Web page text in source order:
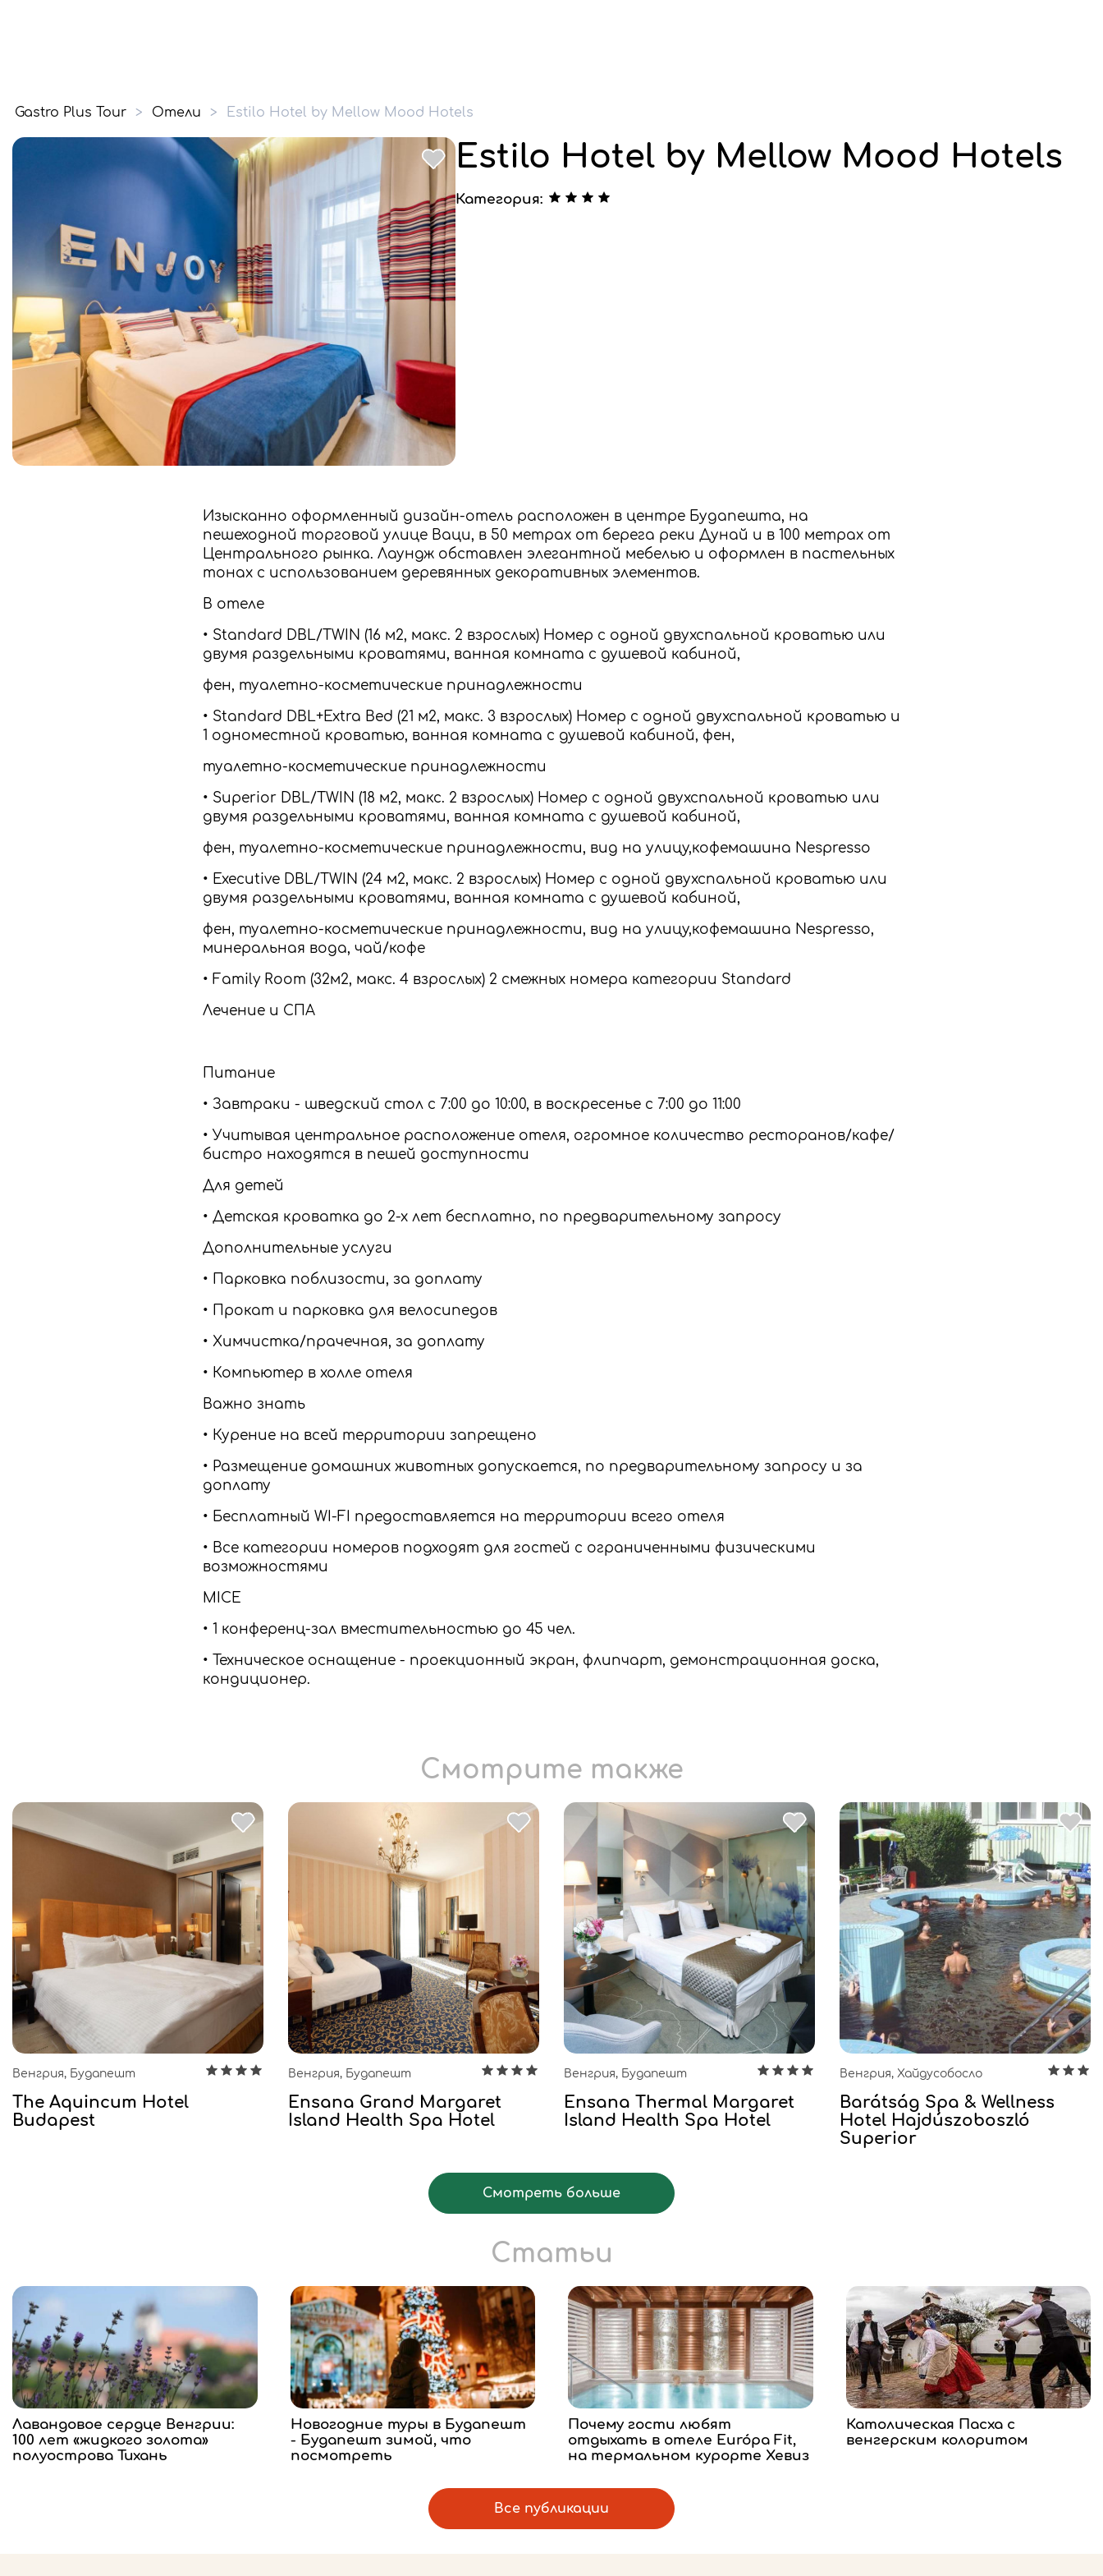
Gastro Plus Tour > Отели > Estilo Hotel by Mellow Mood Hotels
Estilo Hotel by Mellow Mood Hotels
Категория:
Изысканно оформленный дизайн-отель расположен в центре Будапешта, на
пешеходной торговой улице Ваци, в 50 метрах от берега реки Дунай и в 100 метрах от
Центрального рынка. Лаундж обставлен элегантной мебелью и оформлен в пастельных
тонах с использованием деревянных декоративных элементов.
В отеле
• Standard DBL/TWIN (16 м2, макс. 2 взрослых) Номер с одной двухспальной кроватью или
двумя раздельными кроватями, ванная комната с душевой кабиной,
фен, туалетно-косметические принадлежности
• Standard DBL+Extra Bed (21 м2, макс. 3 взрослых) Номер с одной двухспальной кроватью и
1 одноместной кроватью, ванная комната с душевой кабиной, фен,
туалетно-косметические принадлежности
• Superior DBL/TWIN (18 м2, макс. 2 взрослых) Номер с одной двухспальной кроватью или
двумя раздельными кроватями, ванная комната с душевой кабиной,
фен, туалетно-косметические принадлежности, вид на улицу,кофемашина Nespresso
• Executive DBL/TWIN (24 м2, макс. 2 взрослых) Номер с одной двухспальной кроватью или
двумя раздельными кроватями, ванная комната с душевой кабиной,
фен, туалетно-косметические принадлежности, вид на улицу,кофемашина Nespresso,
минеральная вода, чай/кофе
• Family Room (32м2, макс. 4 взрослых) 2 смежных номера категории Standard
Лечение и СПА
Питание
• Завтраки - шведский стол c 7:00 до 10:00, в воскресенье с 7:00 до 11:00
• Учитывая центральное расположение отеля, огромное количество ресторанов/кафе/
бистро находятся в пешей доступности
Для детей
• Детская кроватка до 2-х лет бесплатно, по предварительному запросу
Дополнительные услуги
• Парковка поблизости, за доплату
• Прокат и парковка для велосипедов
• Химчистка/прачечная, за доплату
• Компьютер в холле отеля
Важно знать
• Курение на всей территории запрещено
• Размещение домашних животных допускается, по предварительному запросу и за
доплату
• Бесплатный WI-FI предоставляется на территории всего отеля
• Все категории номеров подходят для гостей с ограниченными физическими
возможностями
MICE
• 1 конференц-зал вместительностью до 45 чел.
• Техническое оснащение - проекционный экран, флипчарт, демонстрационная доска,
кондиционер.
Смотрите также
Венгрия, Будапешт
The Aquincum Hotel
Budapest
Венгрия, Будапешт
Ensana Grand Margaret
Island Health Spa Hotel
Венгрия, Будапешт
Ensana Thermal Margaret
Island Health Spa Hotel
Венгрия, Хайдусобосло
Barátság Spa & Wellness
Hotel Hajdúszoboszló
Superior
Смотреть больше
Статьи
Лавандовое сердце Венгрии:
100 лет «жидкого золота»
полуострова Тихань
Новогодние туры в Будапешт
- Будапешт зимой, что
посмотреть
Почему гости любят
отдыхать в отеле Európa Fit,
на термальном курорте Хевиз
Католическая Пасха с
венгерским колоритом
Все публикации